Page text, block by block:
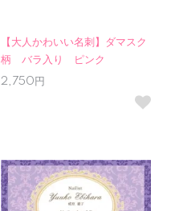
【大人かわいい名刺】ダマスク
柄 バラ入り ピンク
2,750円